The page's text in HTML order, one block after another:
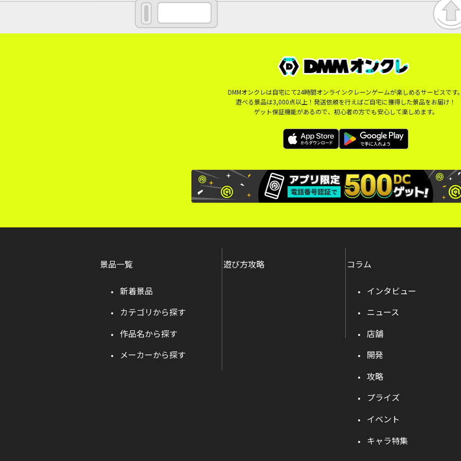
DMMオンクレは自宅にて24時間オンラインクレーンゲームが楽しめるサービスです
遊べる景品は3,000点以上！発送依頼を行えばご自宅に獲得した景品をお届け！
ゲット保証機能があるので、初心者の方でも安心して楽しめます。
景品一覧
新着景品
カテゴリから探す
作品名から探す
メーカーから探す
遊び方攻略 コラム
インタビュー
ニュース
店舗
開発
攻略
プライズ
イベント
キャラ特集